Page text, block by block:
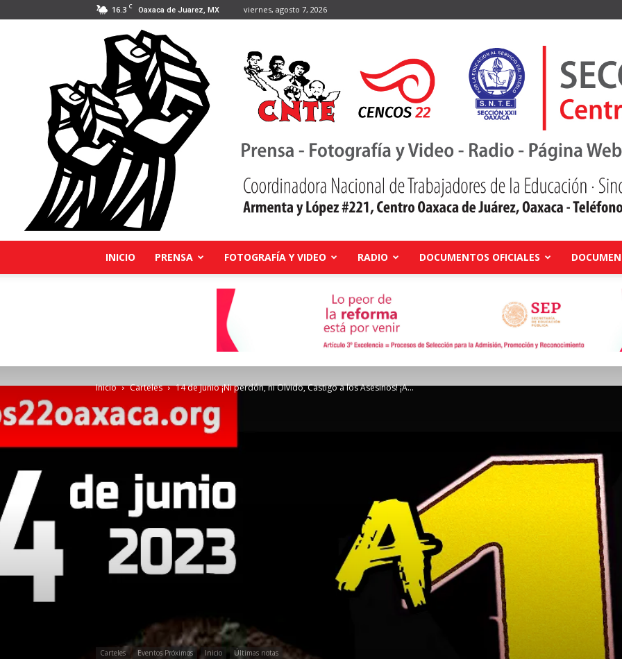
16.3 C Oaxaca de Juarez, MX viernes, agosto 7, 2026
Comunicación
Social
INICIO PRENSA FOTOGRAFÍA Y VIDEO RADIO DOCUMENTOS OFICIALES
Inicio Carteles 14 de Junio ¡Ni perdón, ni Olvido, Castigo a los Asesinos! ¡A...
Carteles Eventos Próximos Inicio Últimas notas